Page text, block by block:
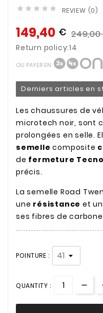
     REVIEW (0)
149,40 € 249,00
Return policy:14
OU PAYER EN
Derniers articles en
Les chaussures de
microtech noir, sont
prolongées en selle.
semellecomposite
de fermeture
précis.
La semelle Road
une résistanceet un
ses fibres de
POINTURE :
QUANTITY :